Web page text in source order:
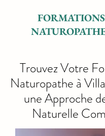
FORMATIONS
Trouvez Votre
Naturopathe à
une Approche
Naturelle